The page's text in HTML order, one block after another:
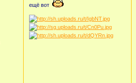
ещё вот